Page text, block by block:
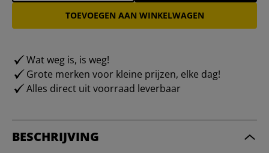
TOEVOEGEN AAN WINKELWAGEN
Wat weg is, is weg!
Grote merken voor kleine prijzen, elke dag!
Alles direct uit voorraad leverbaar
BESCHRIJVING